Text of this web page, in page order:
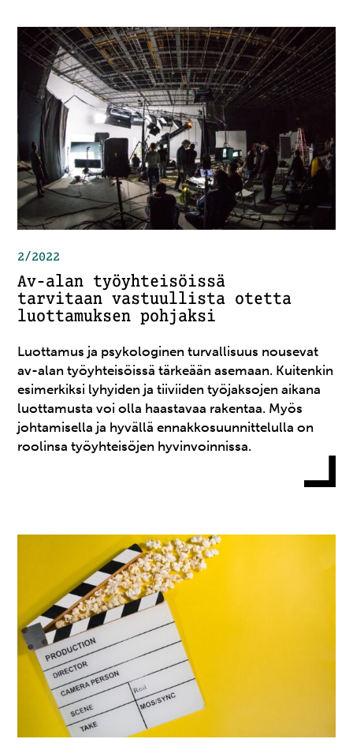
2/2022
Av-alan työyhteisöissä
tarvitaan vastuullista otetta
luottamuksen pohjaksi
Luottamus ja psykologinen turvallisuus nousevat
av-alan työyhteisöissä tärkeään asemaan. Kuitenkin
esimerkiksi lyhyiden ja tiiviiden työjaksojen aikana
luottamusta voi olla haastavaa rakentaa. Myös
johtamisella ja hyvällä ennakkosuunnittelulla on
roolinsa työyhteisöjen hyvinvoinnissa.